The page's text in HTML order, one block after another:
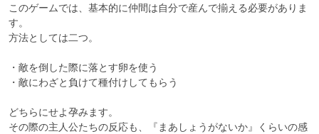
このゲームでは、基本的に仲間は自分で産んで揃える必要がありま
す。
方法としては二つ。
・敵を倒した際に落とす卵を使う
・敵にわざと負けて種付けしてもらう
どちらにせよ孕みます。
その際の主人公たちの反応も、『まあしょうがないか』くらいの感